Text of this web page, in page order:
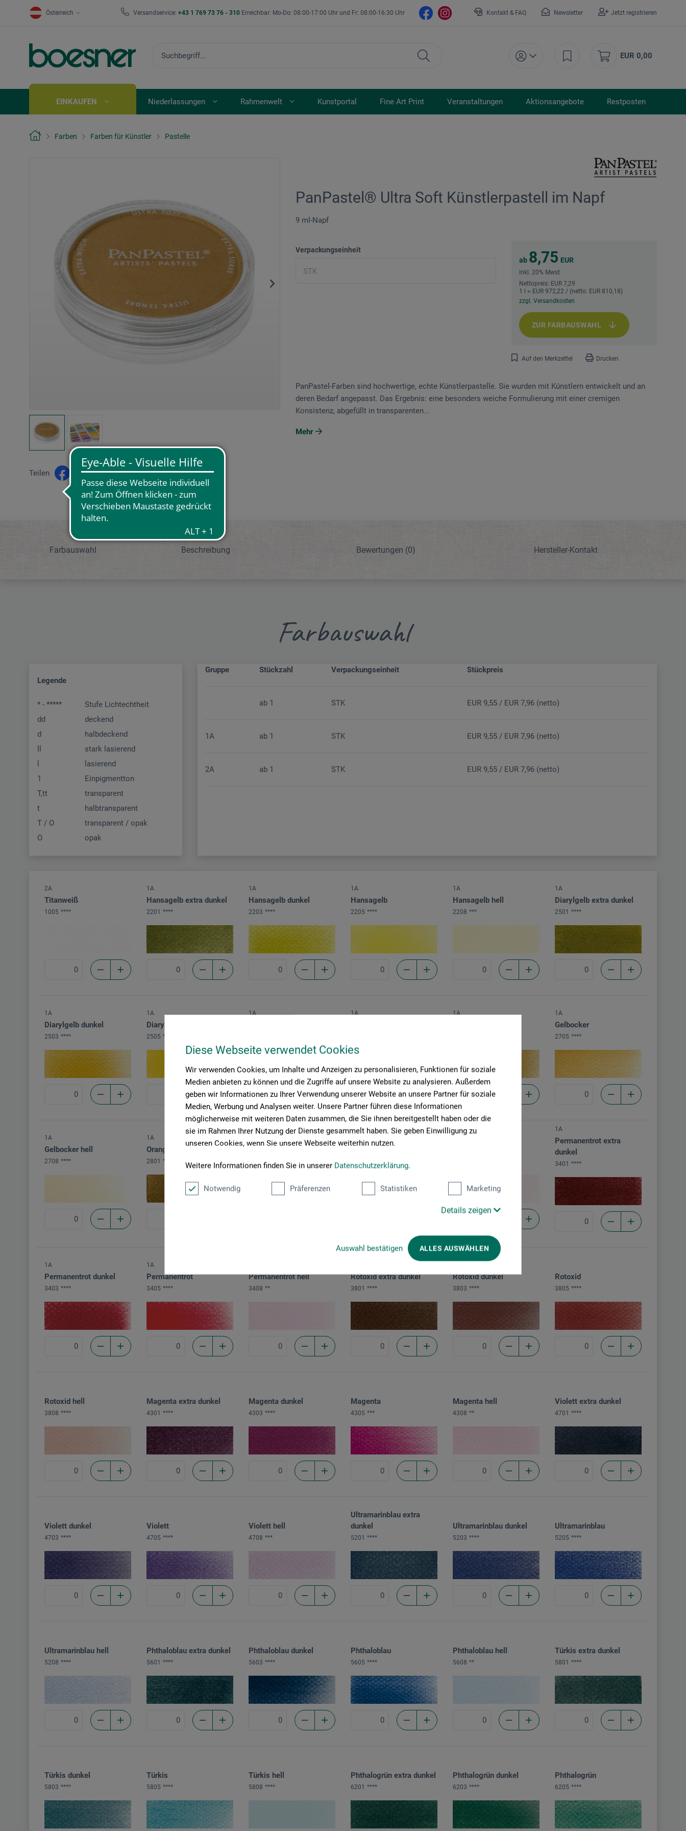
Diese Webseite verwendet Cookies
Wir verwenden Cookies, um Inhalte und Anzeigen zu personalisieren, Funktionen für soziale
Medien anbieten zu können und die Zugriffe auf unsere Website zu analysieren. Außerdem
geben wir Informationen zu Ihrer Verwendung unserer Website an unsere Partner für soziale
Medien, Werbung und Analysen weiter. Unsere Partner führen diese Informationen
möglicherweise mit weiteren Daten zusammen, die Sie ihnen bereitgestellt haben oder die
sie im Rahmen Ihrer Nutzung der Dienste gesammelt haben. Sie geben Einwilligung zu
unseren Cookies, wenn Sie unsere Webseite weiterhin nutzen.
Weitere Informationen finden Sie in unserer Datenschutzerklärung.
Notwendig Präferenzen Statistiken Marketing
Details zeigen
Auswahl bestätigen ALLES AUSWÄHLEN
Österreich Versandservice: +43 1 769 73 76 - 310 Erreichbar: Mo-Do: 08:00-17:00 Uhr und Fr: 08:00-16:30 Uhr Kontakt & FAQ Newsletter Jetzt registrieren
EUR 0,00
EINKAUFEN Niederlassungen Rahmenwelt Kunstportal Fine Art Print Veranstaltungen Aktionsangebote Restposten
Farben Farben für Künstler Pastelle
PanPastel® Ultra Soft Künstlerpastell im Napf
9 ml-Napf
Verpackungseinheit
ab 8,75 EUR
inkl. 20% Mwst
Nettopreis: EUR 7,29
1 l = EUR 972,22 / (netto: EUR 810,18)
zzgl. Versandkosten
ZUR FARBAUSWAHL
Auf den Merkzettel Drucken
Teilen
PanPastel-Farben sind hochwertige, echte Künstlerpastelle. Sie wurden mit Künstlern entwickelt und an
deren Bedarf angepasst. Das Ergebnis: eine besonders weiche Formulierung mit einer cremigen
Konsistenz, abgefüllt in transparenten...
Mehr
Farbauswahl Beschreibung Bewertungen (0) Hersteller-Kontakt
Farbauswahl
Legende
* - *****
Stufe Lichtechtheit
dd
deckend
d
halbdeckend
stark lasierend
lasierend
1
Einpigmentton
T,tt
transparent
t
halbtransparent
T / O
transparent / opak
O
opak
Gruppe Stückzahl Verpackungseinheit Stückpreis
ab 1 STK EUR 9,55 / EUR 7,96 (netto)
1A ab 1 STK EUR 9,55 / EUR 7,96 (netto)
2A ab 1 STK EUR 9,55 / EUR 7,96 (netto)
2A
Titanweiß
1005 ****
1A
Hansagelb extra dunkel
2201 ****
1A
Hansagelb dunkel
2203 ****
1A
Hansagelb
2205 ****
1A
Hansagelb hell
2208 ***
1A
Diarylgelb extra dunkel
2501 ****
1A
Diarylgelb dunkel
2503 ****
1A
Diarylgelb
2505 ****
1A 1A 1A 1A
Gelbocker
2705 ****
1A
Gelbocker hell
2708 ****
1A
Orange extra dunkel
2801 **** **** 2805 ****
1A
Permanentrot extra
dunkel
3401 ****
1A
Permanentrot dunkel
3403 ****
1A
Permanentrot
3405 ****
Permanentrot hell
3408 **
Rotoxid extra dunkel
3801 ****
Rotoxid dunkel
3803 ****
Rotoxid
3805 ****
Rotoxid hell
3808 ****
Magenta extra dunkel
4301 ****
Magenta dunkel
4303 ****
Magenta
4305 ***
Magenta hell
4308 **
Violett extra dunkel
4701 ****
Violett dunkel
4703 ****
Violett
4705 ****
Violett hell
4708 ***
Ultramarinblau extra
dunkel
5201 ****
Ultramarinblau dunkel
5203 ****
Ultramarinblau
5205 ****
Ultramarinblau hell
5208 ****
Phthaloblau extra dunkel
5601 ****
Phthaloblau dunkel
5603 ****
Phthaloblau
5605 ****
Phthaloblau hell
5608 **
Türkis extra dunkel
5801 ****
Türkis dunkel
5803 ****
Türkis
5805 ****
Türkis hell
5808 ****
Phthalogrün extra dunkel
6201 ****
Phthalogrün dunkel
6203 ****
Phthalogrün
6205 ****